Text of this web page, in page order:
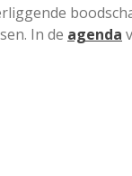
In de agenda